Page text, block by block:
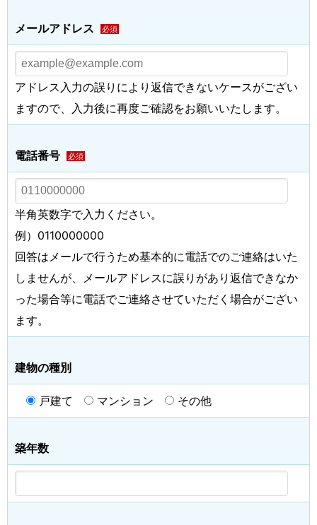
メールアドレス 必須
アドレス入力の誤りにより返信できないケースがござい
ますので、入力後に再度ご確認をお願いいたします。
電話番号 必須
半角英数字で入力ください。
例）0110000000
回答はメールで行うため基本的に電話でのご連絡はいた
しませんが、メールアドレスに誤りがあり返信できなか
った場合等に電話でご連絡させていただく場合がござい
ます。
建物の種別
戸建て マンション その他
築年数